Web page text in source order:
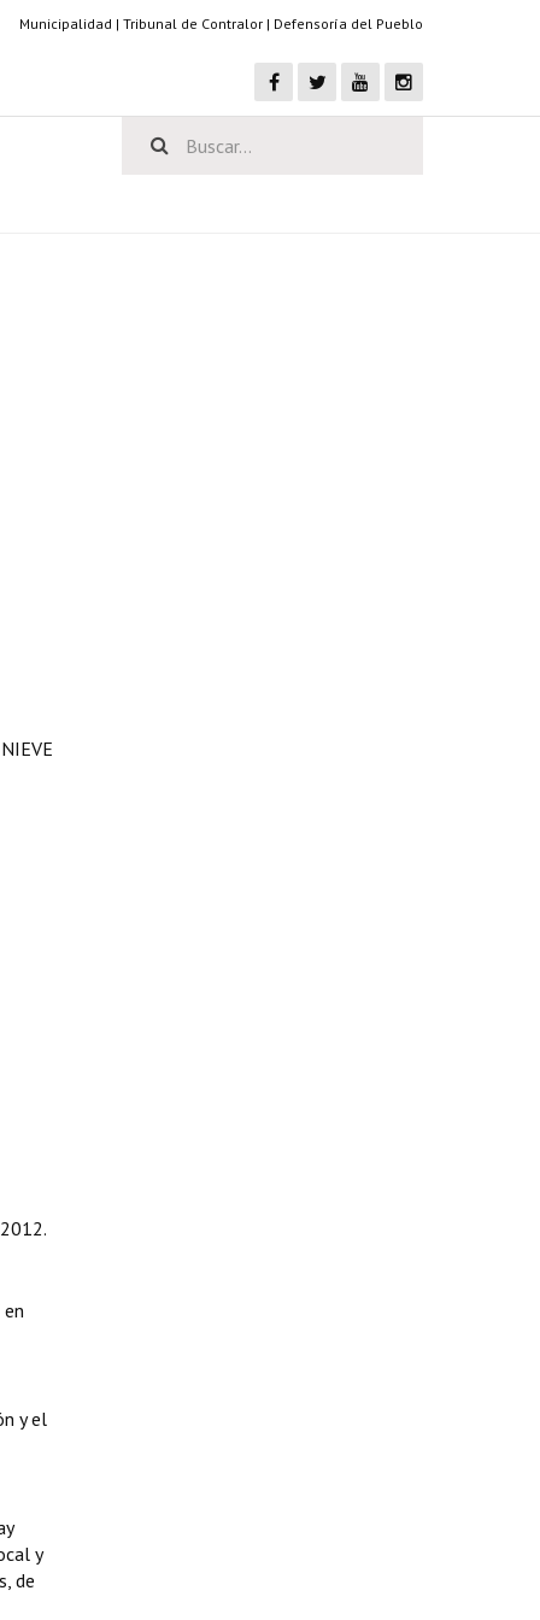
Municipalidad | Tribunal de Contralor | Defensoría del Pueblo
y el
y
de